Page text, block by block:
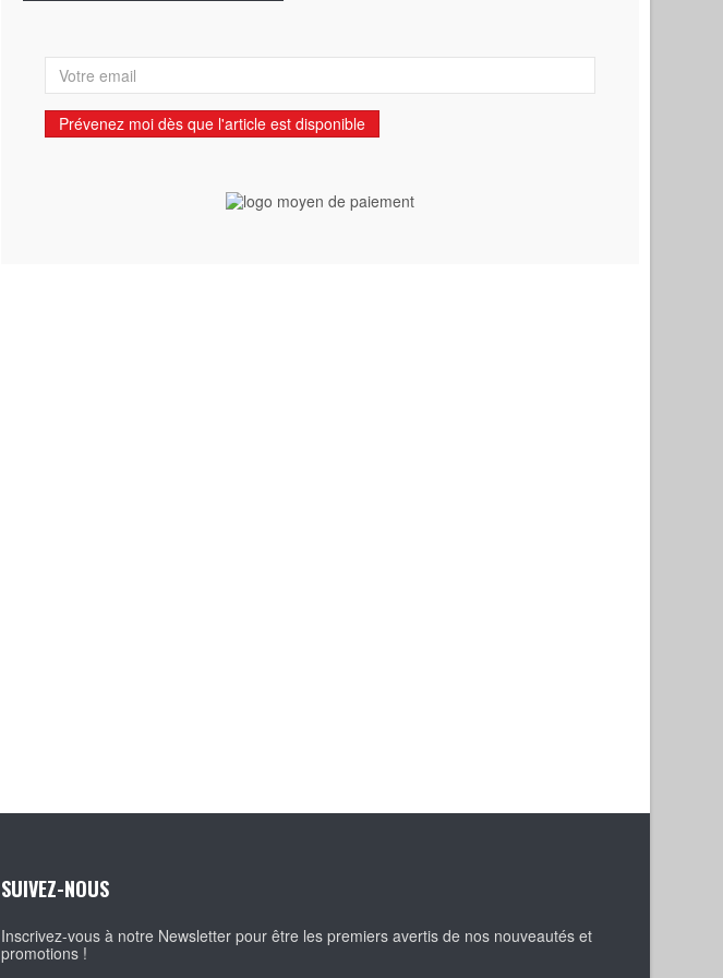
Prévenez moi dès que l'article est disponible
SUIVEZ-NOUS
Inscrivez-vous à notre Newsletter pour être les premiers avertis de nos nouveautés et
promotions !